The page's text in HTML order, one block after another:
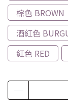
棕色 BROWN
酒紅色
紅色 RED